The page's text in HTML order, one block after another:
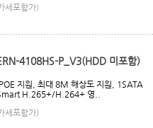
세포함가)
4108HS-P_V3(HDD 미포함)
지원, 최대 8M 해상도 지원, 1SATA
H.265+/H.264+ 영..
세포함가)